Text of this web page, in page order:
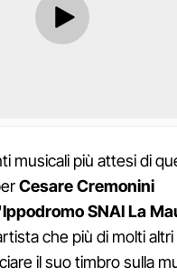
musicali più attesi di
Cesare Cremonini
SNAI La
che più di molti altri
il suo timbro sulla